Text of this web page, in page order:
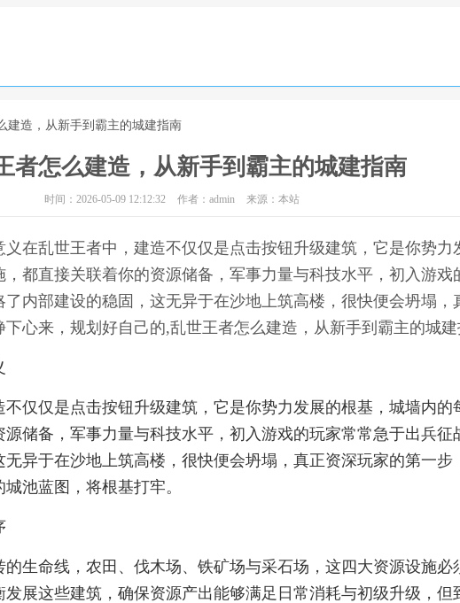
建造，从新手到霸主的城建指南
者怎么建造，从新手到霸主的城建指南
时间：2026-05-09 12:12:32 作者：admin 来源：本站
在乱世王者中，建造不仅仅是点击按钮升级建筑，它是你势力
都直接关联着你的资源储备，军事力量与科技水平，初入游戏
内部建设的稳固，这无异于在沙地上筑高楼，很快便会坍塌，
心来，规划好自己的,乱世王者怎么建造，从新手到霸主的城
仅仅是点击按钮升级建筑，它是你势力发展的根基，城墙内的
储备，军事力量与科技水平，初入游戏的玩家常常急于出兵征
异于在沙地上筑高楼，很快便会坍塌，真正资深玩家的第一步
池蓝图，将根基打牢。
的生命线，农田、伐木场、铁矿场与采石场，这四大资源设施必
发展这些建筑，确保资源产出能够满足日常消耗与初级升级，但